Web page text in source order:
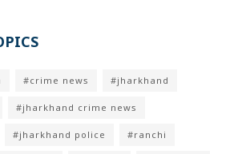
#crime news #jharkhand
#jharkhand crime news
#jharkhand police #ranchi